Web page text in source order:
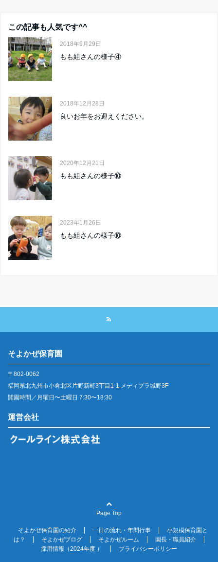
この記事も人気です^^
2018年9月29日
もも組さんの様子④
2018年12月28日
良いお年をお迎えください。
2020年12月21日
もも組さんの様子⑩
2023年1月26日
もも組さんの様子⑩
そよかぜ保育園
〒802-0062
福岡県北九州市小倉北区片野新町3丁目1-1 メディプラ城野3F
開園時間／月曜日〜土曜日 7:30〜18:30
運営会社
Page Top
そよかぜ保育園の紹介 一日の流れ・年間行事
小規模保育園と
は？
そよかぜブログ そよかぜルーム
園長・職員紹介
採用情報（2024年度 ）
プライバシーポリシー